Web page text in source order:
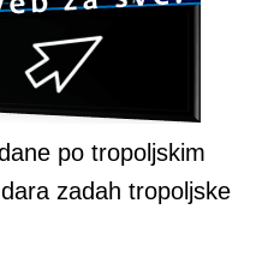
po tropoljskim
zadah tropoljske